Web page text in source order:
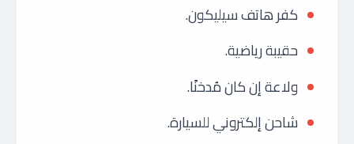
كفر هاتف سيليكون.
حقيبة رياضية.
ولاعة إن كان مُدخنًا.
شاحن إلكتروني للسيارة.